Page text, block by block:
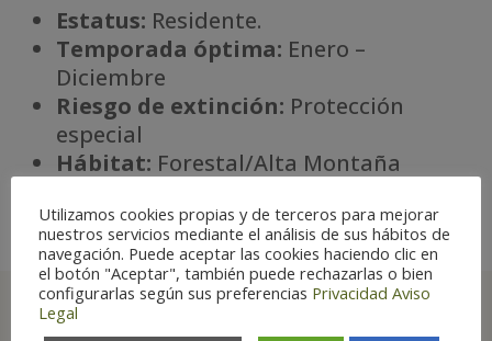
Estatus: Residente.
Temporada óptima: Enero –
Diciembre
Riesgo de extinción: Protección
especial
Hábitat: Forestal/Alta Montaña
Utilizamos cookies propias y de terceros para mejorar
nuestros servicios mediante el análisis de sus hábitos de
navegación. Puede aceptar las cookies haciendo clic en
el botón "Aceptar", también puede rechazarlas o bien
configurarlas según sus preferencias Privacidad Aviso
Legal